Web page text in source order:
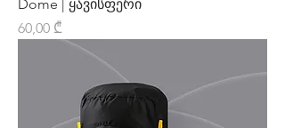
Dome | ყავისფერი
Price
60,00 ₾